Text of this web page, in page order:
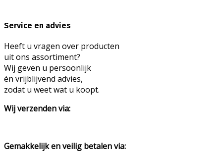
Service en advies
Heeft u vragen over producten
uit ons assortiment?
Wij geven u persoonlijk
én vrijblijvend advies,
zodat u weet wat u koopt.
Wij verzenden via:
Gemakkelijk en veilig betalen via: